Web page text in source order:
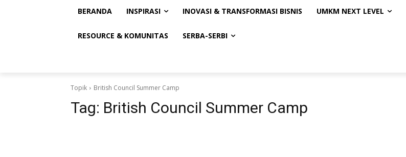
BERANDA INSPIRASI INOVASI & TRANSFORMASI BISNIS UMKM NEXT LEVEL
RESOURCE & KOMUNITAS SERBA-SERBI
Topik British Council Summer Camp
Tag: British Council Summer Camp